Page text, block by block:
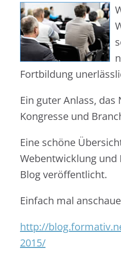
Fortbildung
Ein guter Anlass,
Kongresse und
Eine schöne
Webentwicklung
Blog veröffentlicht.
Einfach mal
http://
2015/